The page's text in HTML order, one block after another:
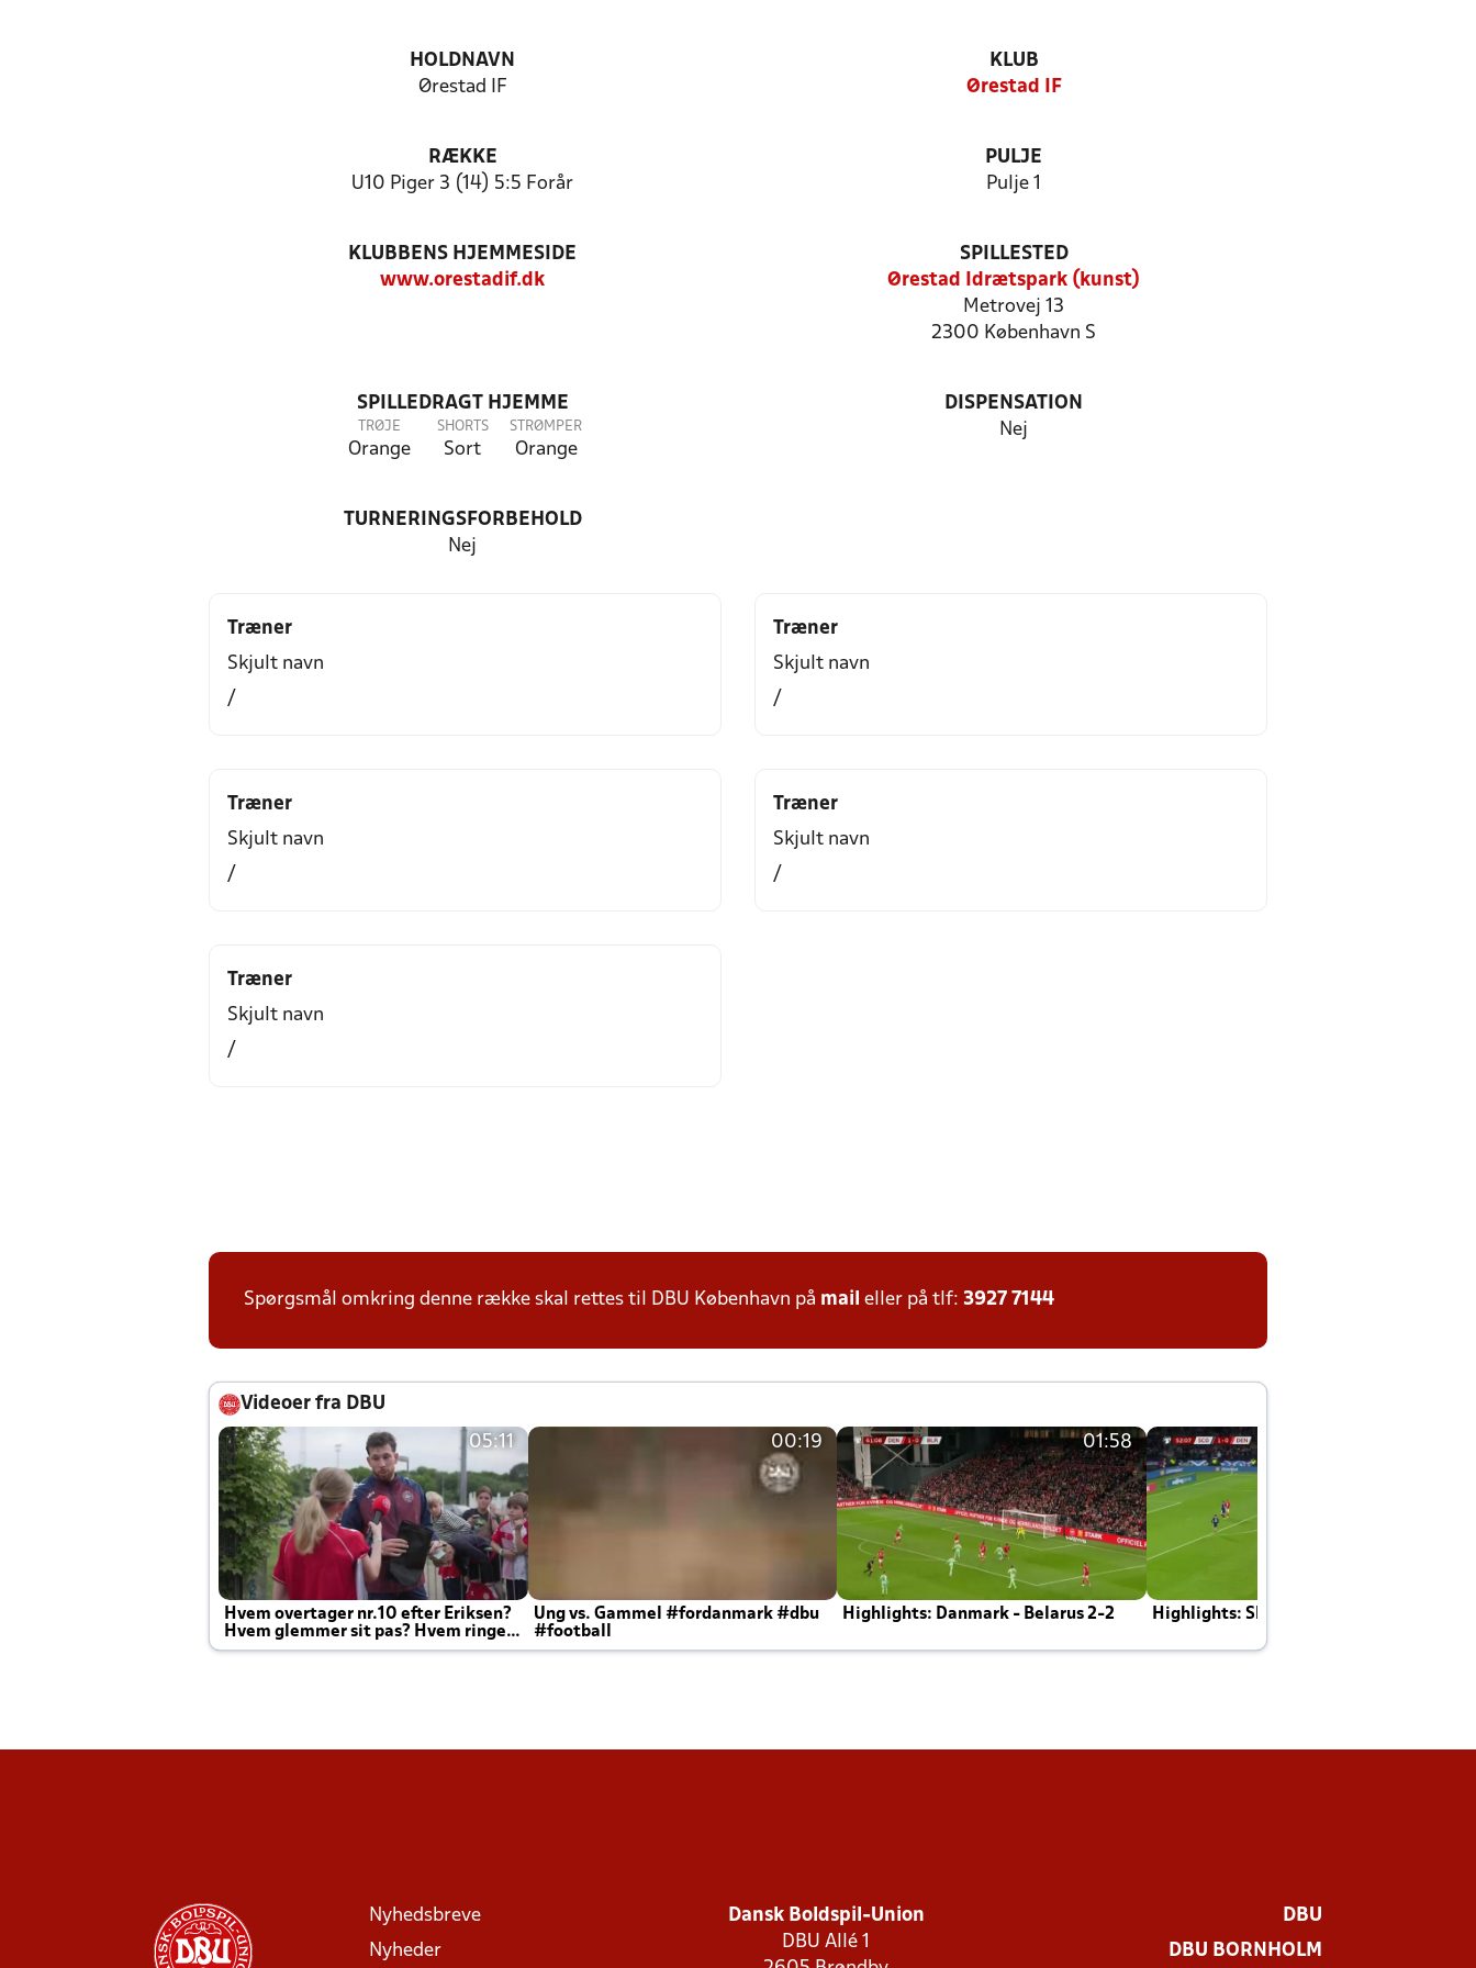
HOLDNAVN
Ørestad IF
KLUB
Ørestad IF
RÆKKE
U10 Piger 3 (14) 5:5 Forår
PULJE
Pulje 1
KLUBBENS HJEMMESIDE
www.orestadif.dk
SPILLESTED
Ørestad Idrætspark (kunst)
Metrovej 13
2300 København S
SPILLEDRAGT HJEMME
TRØJE
Orange
SHORTS
Sort
STRØMPER
Orange
DISPENSATION
Nej
TURNERINGSFORBEHOLD
Nej
Træner
Skjult navn
/
Træner
Skjult navn
/
Træner
Skjult navn
/
Træner
Skjult navn
/
Træner
Skjult navn
/
Spørgsmål omkring denne række skal rettes til DBU København på mail eller på tlf: 3927 7144
Videoer fra DBU
05:11
Hvem overtager nr.10 efter Eriksen?
Hvem glemmer sit pas? Hvem ringer
Joachim altid til efter kampe?
00:19
Ung vs. Gammel #fordanmark #dbu
#football
01:58
Highlights: Danmark - Belarus 2-2 Highlights: Skotland - Danmark 4-2
Nyhedsbreve
Nyheder
Dansk Boldspil-Union
DBU Allé 1
DBU
DBU BORNHOLM